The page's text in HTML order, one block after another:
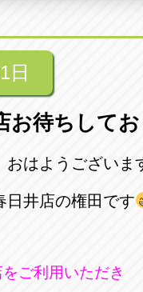
0561-84-
アップル
0586-28-
アップル
0568-85-
0568-25-
池町29-1
店
3-4-12
田町2-1-16
中之郷八反
日
お待ちして
おはようございま
日井店の権田です
ご利用いただき